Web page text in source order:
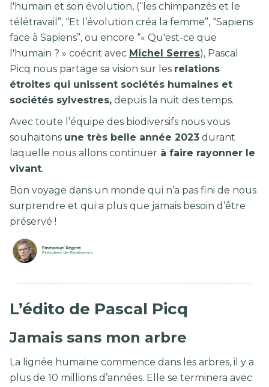
l'humain et son évolution, (“les chimpanzés et le
télétravail”, “Et l’évolution créa la femme”, “Sapiens
face à Sapiens”, ou encore “« Qu'est-ce que
l'humain ? » coécrit avec Michel Serres), Pascal
Picq nous partage sa vision sur les relations
étroites qui unissent sociétés humaines et
sociétés sylvestres, depuis la nuit des temps.
Avec toute l’équipe des biodiversifs nous vous
souhaitons une très belle année 2023 durant
laquelle nous allons continuer à faire rayonner le
vivant.
Bon voyage dans un monde qui n’a pas fini de nous
surprendre et qui a plus que jamais besoin d’être
préservé !
L’édito de Pascal Picq
Jamais sans mon arbre
La lignée humaine commence dans les arbres, il y a
plus de 10 millions d’années. Elle se terminera avec